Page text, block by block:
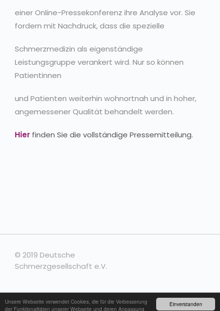
Einverstanden
Unsere Webseite verwendet Cookies, die für die Verbesserung
der Funktionalitäten unserer Webseite und deren Anpassung
einer Online-Pressekonferenz ihre Analyse vor. Sie
fordern mit Nachdruck, dass die spezielle
Schmerzmedizin als eigenständige
Leistungsgruppe verankert wird. Nur so können
Patientinnen
und Patienten weiterhin wohnortnah und in hoher,
angemessener Qualität behandelt werden.
Hier finden Sie die vollständige Pressemitteilung.
© 2019 Deutsche
Schmerzgesellschaft e.V.
Kontakt